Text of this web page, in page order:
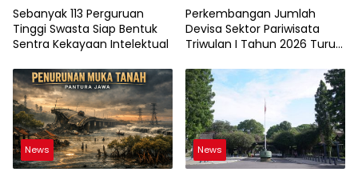
Sebanyak 113 Perguruan
Tinggi Swasta Siap Bentuk
Sentra Kekayaan Intelektual
Perkembangan Jumlah
Devisa Sektor Pariwisata
Triwulan I Tahun 2026 Turun
News News